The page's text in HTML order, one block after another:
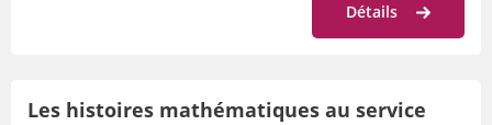
Détails
Les histoires mathématiques au service